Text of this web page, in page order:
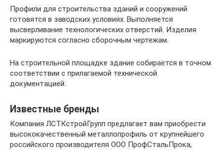
Профили для строительства зданий и сооружений
готовятся в заводских условиях. Выполняется
высверливание технологических отверстий. Изделия
маркируются согласно сборочным чертежам.
На строительной площадке здание собирается в точном
соответствии с прилагаемой технической
документацией.
Известные бренды
Компания ЛСТКстройГрупп предлагает вам приобрести
высококачественный металлопрофиль от крупнейшего
российского производителя ООО ПрофСтальПрока,